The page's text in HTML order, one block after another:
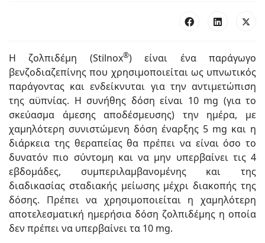
Η ζολπιδέμη (Stilnox®) είναι ένα παράγωγο
βενζοδιαζεπίνης που χρησιμοποιείται ως υπνωτικός
παράγοντας και ενδείκνυται για την αντιμετώπιση
της αϋπνίας. Η συνήθης δόση είναι 10 mg (για το
σκεύασμα άμεσης αποδέσμευσης) την ημέρα, με
χαμηλότερη συνιστώμενη δόση έναρξης 5 mg και η
διάρκεια της θεραπείας θα πρέπει να είναι όσο το
δυνατόν πιο σύντομη και να μην υπερβαίνει τις 4
εβδομάδες, συμπεριλαμβανομένης και της
διαδικασίας σταδιακής μείωσης μέχρι διακοπής της
δόσης. Πρέπει να χρησιμοποιείται η χαμηλότερη
αποτελεσματική ημερήσια δόση ζολπιδέμης η οποία
δεν πρέπει να υπερβαίνει τα 10 mg.